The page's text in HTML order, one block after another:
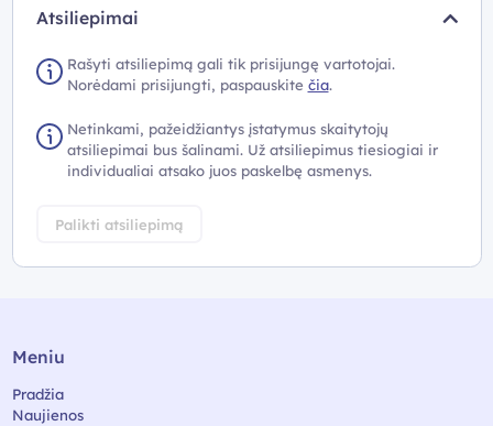
Atsiliepimai
Rašyti atsiliepimą gali tik prisijungę vartotojai.
Norėdami prisijungti, paspauskite čia.
Netinkami, pažeidžiantys įstatymus skaitytojų
atsiliepimai bus šalinami. Už atsiliepimus tiesiogiai ir
individualiai atsako juos paskelbę asmenys.
Palikti atsiliepimą
Meniu
Pradžia
Naujienos